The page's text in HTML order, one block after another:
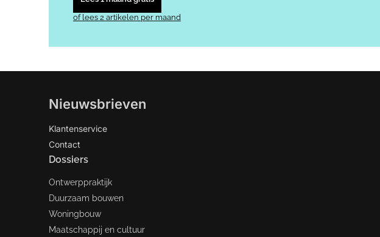
of lees 2 artikelen per maand
Nieuwsbrieven
Klantenservice
Contact
Dossiers
Ontwerppraktijk
Duurzaam bouwen
Woningbouw
Maatschappij en cultuur